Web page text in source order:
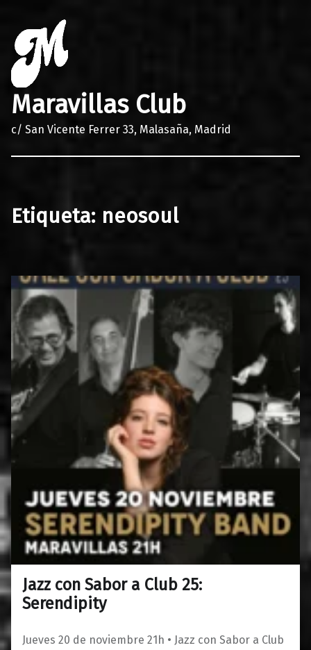
Maravillas Club
c/ San Vicente Ferrer 33, Malasaña, Madrid
Etiqueta: neosoul
Jazz con Sabor a Club 25:
Serendipity
Jueves 20 de noviembre 21h • Jazz con Sabor a Club
01/10/2025
0
Maravillas